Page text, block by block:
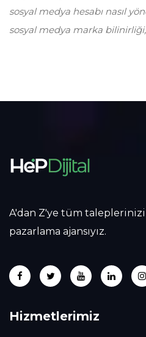
sosyal medya hesabı nasıl
sosyal medya marka bilinirliği
A'dan Z'ye tüm taleplerinizi
pazarlama ajansıyız.
Hizmetlerimiz